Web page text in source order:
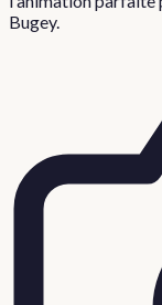
Bugey.